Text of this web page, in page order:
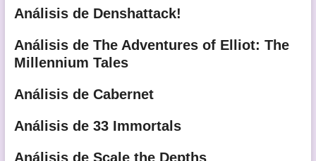
Análisis de Denshattack!
Análisis de The Adventures of Elliot: The
Millennium Tales
Análisis de Cabernet
Análisis de 33 Immortals
Análisis de Scale the Depths